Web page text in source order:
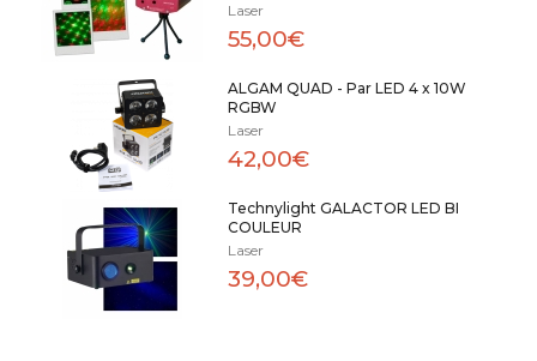
Laser
55,00€
ALGAM QUAD - Par LED 4 x 10W
RGBW
Laser
42,00€
Technylight GALACTOR LED BI
COULEUR
Laser
39,00€